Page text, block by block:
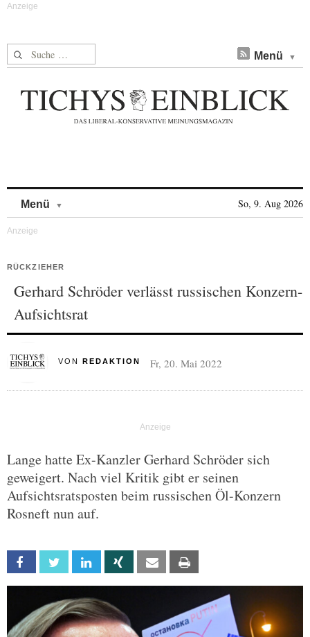
Suche nach: Menü
Menü So, 9. Aug 2026
RÜCKZIEHER
Gerhard Schröder verlässt russischen Konzern-
Aufsichtsrat
VON REDAKTION Fr, 20. Mai 2022
Lange hatte Ex-Kanzler Gerhard Schröder sich
geweigert. Nach viel Kritik gibt er seinen
Aufsichtsratsposten beim russischen Öl-Konzern
Rosneft nun auf.
Facebook Twitter Linkedin Xing Email